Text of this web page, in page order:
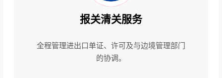
报关清关服务
全程管理进出口单证、许可及与边境管理部门
的协调。